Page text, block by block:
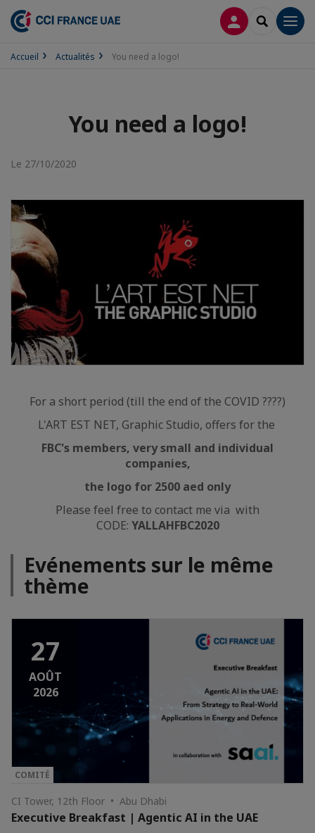
CONNEXION
Accueil Actualités You need a logo!
You need a logo!
Le 27/10/2020
For a short period (till the end of the COVID ????)
L'ART EST NET, Graphic Studio, offers for the
FBC's members, very small and individual
companies,
the logo for 2500 aed only
Please feel free to contact me via with
CODE: YALLAHFBC2020
Evénements sur le même
thème
27
AOÛT
2026
COMITÉ
CI Tower, 12th Floor • Abu Dhabi
Executive Breakfast | Agentic AI in the UAE